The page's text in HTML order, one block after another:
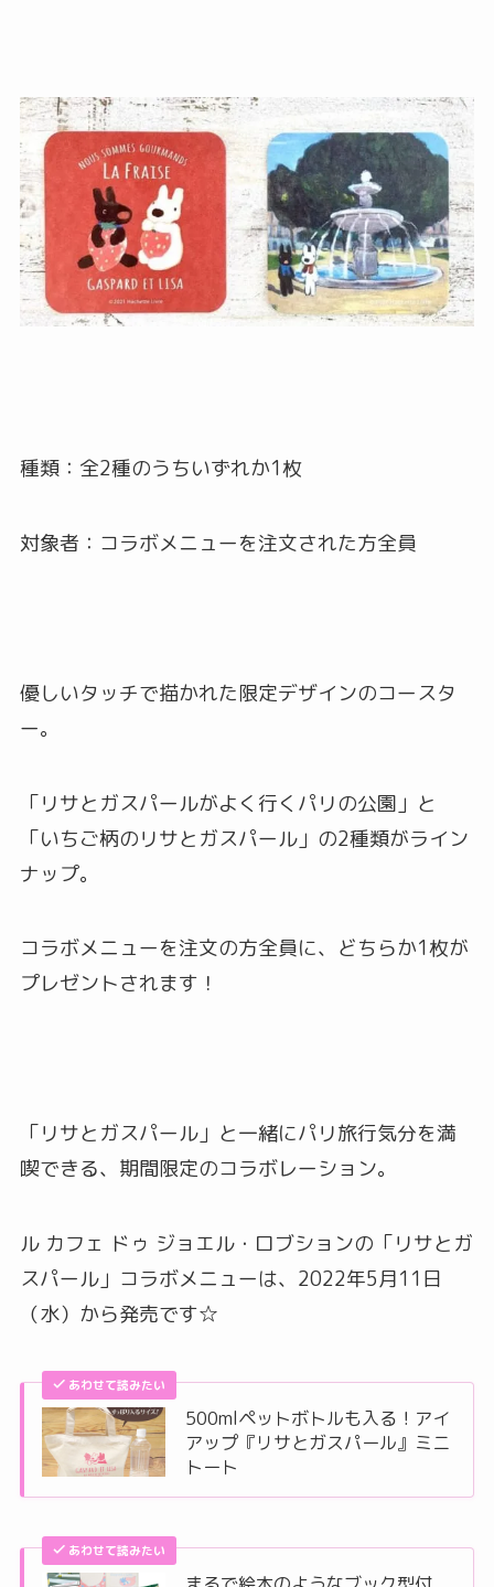
種類：全2種のうちいずれか1枚
対象者：コラボメニューを注文された方全員
優しいタッチで描かれた限定デザインのコースタ
ー。
「リサとガスパールがよく行くパリの公園」と
「いちご柄のリサとガスパール」の2種類がライン
ナップ。
コラボメニューを注文の方全員に、どちらか1枚が
プレゼントされます！
「リサとガスパール」と一緒にパリ旅行気分を満
喫できる、期間限定のコラボレーション。
ル カフェ ドゥ ジョエル・ロブションの「リサとガ
スパール」コラボメニューは、2022年5月11日
（水）から発売です☆
あわせて読みたい
500mlペットボトルも入る！アイ
アップ『リサとガスパール』ミニ
トート
あわせて読みたい